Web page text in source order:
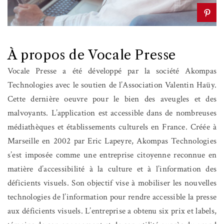
À propos de Vocale Presse
Vocale Presse a été développé par la société Akompas
Technologies avec le soutien de l’Association Valentin Haüy.
Cette dernière oeuvre pour le bien des aveugles et des
malvoyants. L’application est accessible dans de nombreuses
médiathèques et établissements culturels en France. Créée à
Marseille en 2002 par Eric Lapeyre, Akompas Technologies
s’est imposée comme une entreprise citoyenne reconnue en
matière d’accessibilité à la culture et à l’information des
déficients visuels. Son objectif vise à mobiliser les nouvelles
technologies de l’information pour rendre accessible la presse
aux déficients visuels. L’entreprise a obtenu six prix et labels,